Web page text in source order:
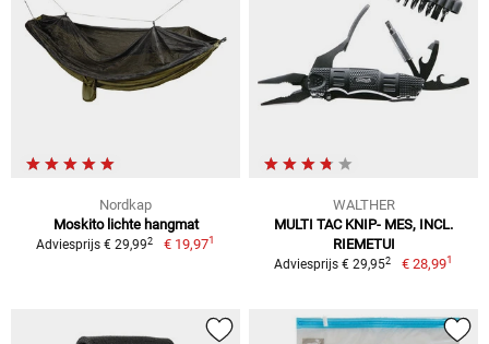
Nordkap
Moskito lichte hangmat
Adviesprijs € 29,992 € 19,971
WALTHER
MULTI TAC KNIP- MES, INCL.
RIEMETUI
Adviesprijs € 29,952 € 28,991